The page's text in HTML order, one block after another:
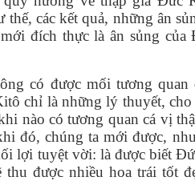
các kết quả, những ân
đích thực là ân sủng
có được mối tương
chỉ là những lý thuyết, cho
nào có tương quan cá vị
đó, chúng ta mới được,
lợi tuyệt vời: là được biết
thu được nhiều hoa trái tốt